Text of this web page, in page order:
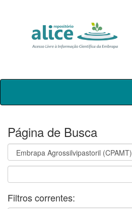
Skip
Página de Busca
Filtros correntes: